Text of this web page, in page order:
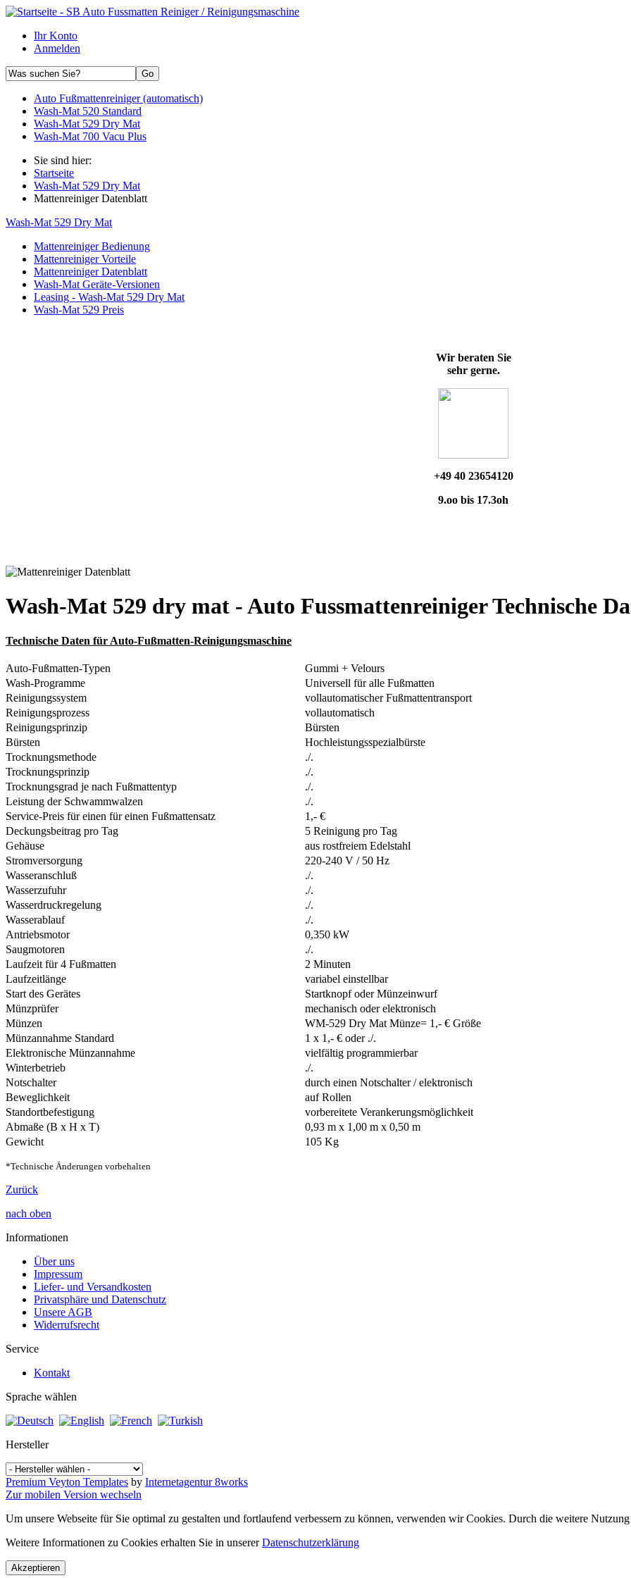
Ihr Konto
Anmelden
Auto Fußmattenreiniger (automatisch)
Wash-Mat 520 Standard
Wash-Mat 529 Dry Mat
Wash-Mat 700 Vacu Plus
Sie sind hier:
Startseite
Wash-Mat 529 Dry Mat
Mattenreiniger Datenblatt
Wash-Mat 529 Dry Mat
Mattenreiniger Bedienung
Mattenreiniger Vorteile
Mattenreiniger Datenblatt
Wash-Mat Geräte-Versionen
Leasing - Wash-Mat 529 Dry Mat
Wash-Mat 529 Preis
Wir beraten Sie
sehr gerne.
+49 40 23654120
9.oo bis 17.3oh
Wash-Mat 529 dry mat - Auto Fussmattenreiniger Technische
Technische Daten für Auto-Fußmatten-Reinigungsmaschine
Auto-Fußmatten-Typen
Gummi + Velours
Wash-Programme
Universell für alle Fußmatten
Reinigungssystem
vollautomatischer Fußmattentransport
Reinigungsprozess
vollautomatisch
Reinigungsprinzip
Bürsten
Bürsten
Hochleistungsspezialbürste
Trocknungsmethode
./.
Trocknungsprinzip
./.
Trocknungsgrad je nach Fußmattentyp
./.
Leistung der Schwammwalzen
./.
Service-Preis für einen für einen Fußmattensatz
1,- €
Deckungsbeitrag pro Tag
5 Reinigung pro Tag
Gehäuse
aus rostfreiem Edelstahl
Stromversorgung
220-240 V / 50 Hz
Wasseranschluß
./.
Wasserzufuhr
./.
Wasserdruckregelung
./.
Wasserablauf
./.
Antriebsmotor
0,350 kW
Saugmotoren
./.
Laufzeit für 4 Fußmatten
2 Minuten
Laufzeitlänge
variabel einstellbar
Start des Gerätes
Startknopf oder Münzeinwurf
Münzprüfer
mechanisch oder elektronisch
Münzen
WM-529 Dry Mat Münze= 1,- € Größe
Münzannahme Standard
1 x 1,- € oder ./.
Elektronische Münzannahme
vielfältig programmierbar
Winterbetrieb
./.
Notschalter
durch einen Notschalter / elektronisch
Beweglichkeit
auf Rollen
Standortbefestigung
vorbereitete Verankerungsmöglichkeit
Abmaße (B x H x T)
0,93 m x 1,00 m x 0,50 m
Gewicht
105 Kg
*Technische Änderungen vorbehalten
Zurück
nach oben
Informationen
Über uns
Impressum
Liefer- und Versandkosten
Privatsphäre und Datenschutz
Unsere AGB
Widerrufsrecht
Service
Kontakt
Sprache wählen
Hersteller
Premium Veyton Templates by Internetagentur 8works
Zur mobilen Version wechseln
Um unsere Webseite für Sie optimal zu gestalten und fortlaufend verbessern zu können, verwenden wir Cookies. Durch die weitere
Weitere Informationen zu Cookies erhalten Sie in unsererDatenschutzerklärung
Akzeptieren